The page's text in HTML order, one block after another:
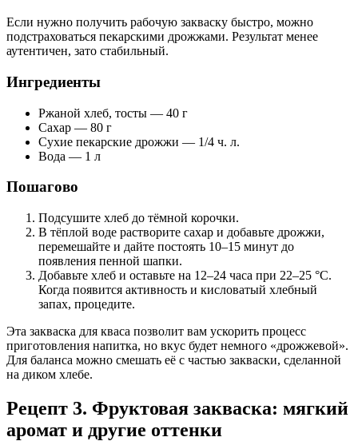
Если нужно получить рабочую закваску быстро, можно
подстраховаться пекарскими дрожжами. Результат менее
аутентичен, зато стабильный.
Ингредиенты
Ржаной хлеб, тосты — 40 г
Сахар — 80 г
Сухие пекарские дрожжи — 1/4 ч. л.
Вода — 1 л
Пошагово
Подсушите хлеб до тёмной корочки.
В тёплой воде растворите сахар и добавьте дрожжи,
перемешайте и дайте постоять 10–15 минут до
появления пенной шапки.
Добавьте хлеб и оставьте на 12–24 часа при 22–25 °C.
Когда появится активность и кисловатый хлебный
запах, процедите.
Эта закваска для кваса позволит вам ускорить процесс
приготовления напитка, но вкус будет немного «дрожжевой».
Для баланса можно смешать её с частью закваски, сделанной
на диком хлебе.
Рецепт 3. Фруктовая закваска: мягкий
аромат и другие оттенки